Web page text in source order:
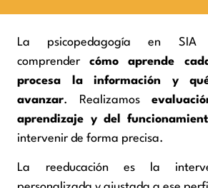
La psicopedagogía en
comprender cómo aprende
procesa la información y
avanzar. Realizamos
aprendizaje y del
intervenir de forma precisa.
La reeducación es la